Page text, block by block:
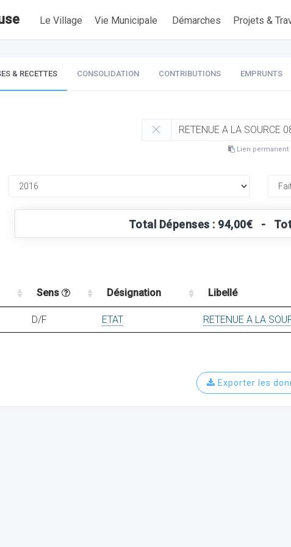
Le Village Vie Municipale Démarches Projets &
& RECETTES CONSOLIDATION CONTRIBUTIONS EMPRUNTS
Lien permanent
Total Dépenses : 94,00€ -
Sens Désignation Libellé
D/F ETAT RETENUE A LA
Exporter les